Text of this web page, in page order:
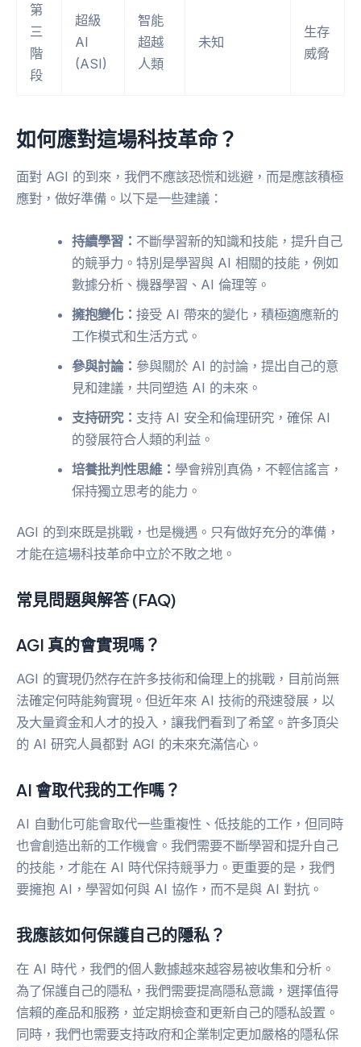
第
三
階
段
超級
AI
(ASI)
智能
超越
人類
未知
生存
威脅
如何應對這場科技革命？
面對 AGI 的到來，我們不應該恐慌和逃避，而是應該積極
應對，做好準備。以下是一些建議：
持續學習： 不斷學習新的知識和技能，提升自己
的競爭力。特別是學習與 AI 相關的技能，例如
數據分析、機器學習、AI 倫理等。
擁抱變化：接受 AI 帶來的變化，積極適應新的
工作模式和生活方式。
參與討論： 參與關於 AI 的討論，提出自己的意
見和建議，共同塑造 AI 的未來。
支持研究： 支持 AI 安全和倫理研究，確保 AI
的發展符合人類的利益。
培養批判性思維： 學會辨別真偽，不輕信謠言，
保持獨立思考的能力。
AGI 的到來既是挑戰，也是機遇。只有做好充分的準備，
才能在這場科技革命中立於不敗之地。
常見問題與解答 (FAQ)
AGI 真的會實現嗎？
AGI 的實現仍然存在許多技術和倫理上的挑戰，目前尚無
法確定何時能夠實現。但近年來 AI 技術的飛速發展，以
及大量資金和人才的投入，讓我們看到了希望。許多頂尖
的 AI 研究人員都對 AGI 的未來充滿信心。
AI 會取代我的工作嗎？
AI 自動化可能會取代一些重複性、低技能的工作，但同時
也會創造出新的工作機會。我們需要不斷學習和提升自己
的技能，才能在 AI 時代保持競爭力。更重要的是，我們
要擁抱 AI，學習如何與 AI 協作，而不是與 AI 對抗。
我應該如何保護自己的隱私？
在 AI 時代，我們的個人數據越來越容易被收集和分析。
為了保護自己的隱私，我們需要提高隱私意識，選擇值得
信賴的產品和服務，並定期檢查和更新自己的隱私設置。
同時，我們也需要支持政府和企業制定更加嚴格的隱私保